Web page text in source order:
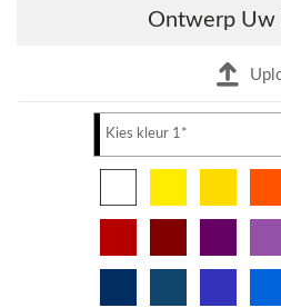
Ontwerp Uw
Kies kleur 1*